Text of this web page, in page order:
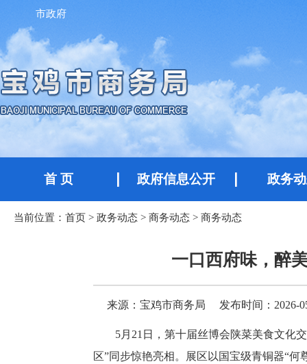
市政府
首 页 政府信息公开 政务
当前位置： 首页 > 政务动态 > 商务动态 > 商务动态
一口西府味，醉
来源：宝鸡市商务局 发布时间：2026-
5月21日，第十届丝博会陕菜美食文化
区”同步惊艳亮相。展区以国宝级青铜器“